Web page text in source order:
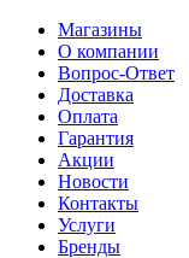
Магазины
О компании
Вопрос-Ответ
Доставка
Оплата
Гарантия
Акции
Новости
Контакты
Услуги
Бренды